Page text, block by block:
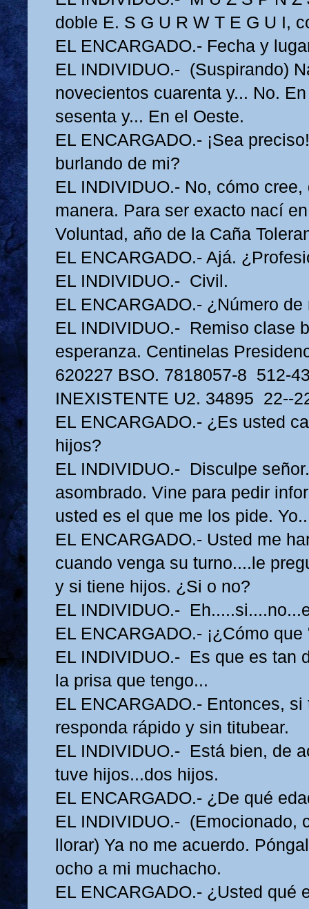
doble E. S G U R W T E G U I,
EL ENCARGADO.- Fecha y
EL INDIVIDUO.- (Suspirando)
novecientos cuarenta y... No.
sesenta y... En el Oeste.
EL ENCARGADO.- ¡Sea
burlando de mi?
EL INDIVIDUO.- No, cómo
manera. Para ser exacto nací
Voluntad, año de la Caña
EL ENCARGADO.- Ajá.
EL INDIVIDUO.- Civil.
EL ENCARGADO.- ¿Número
EL INDIVIDUO.- Remiso clase
esperanza. Centinelas
620227 BSO. 7818057-8 512-
INEXISTENTE U2. 34895 22--
EL ENCARGADO.- ¿Es usted
hijos?
EL INDIVIDUO.- Disculpe
asombrado. Vine para pedir
usted es el que me los pide.
EL ENCARGADO.- Usted me
cuando venga su turno....le
y si tiene hijos. ¿Si o no?
EL INDIVIDUO.-
EL ENCARGADO.- ¡¿Cómo
EL INDIVIDUO.- Es que es tan
la prisa que tengo...
EL ENCARGADO.- Entonces,
responda rápido y sin titubear.
EL INDIVIDUO.- Está bien, de
tuve hijos...dos hijos.
EL ENCARGADO.- ¿De qué
EL INDIVIDUO.- (Emocionado,
llorar) Ya no me acuerdo.
ocho a mi muchacho.
EL ENCARGADO.- ¿Usted qué